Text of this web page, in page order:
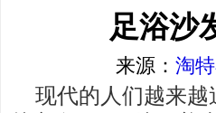
足浴沙
来源： 淘
现代的人们越来